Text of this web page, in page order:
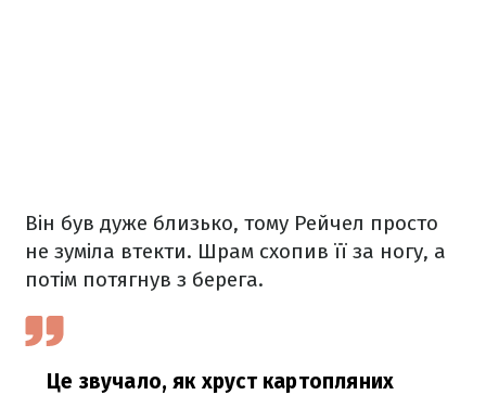
Він був дуже близько, тому Рейчел просто
не зуміла втекти. Шрам схопив її за ногу, а
потім потягнув з берега.
Це звучало, як хруст картопляних